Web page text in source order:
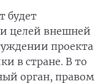
будет
целей внешней
проекта
в стране. В то
орган, правом